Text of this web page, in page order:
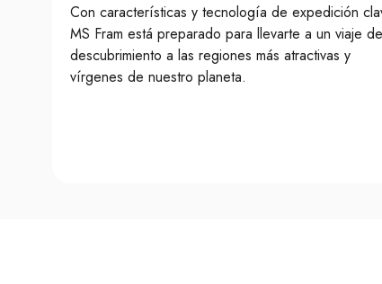
Con características y tecnología de expedición
MS Fram está preparado para llevarte a un viaje de
descubrimiento a las regiones más atractivas y
vírgenes de nuestro planeta.